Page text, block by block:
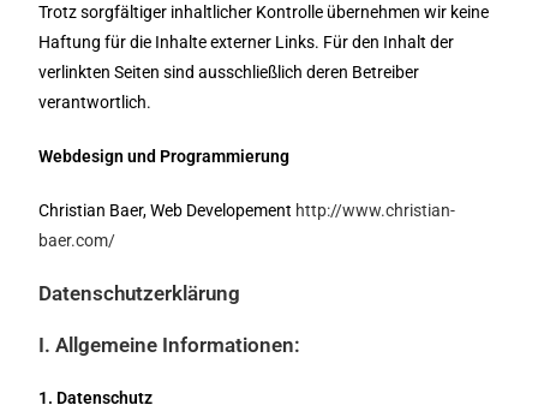
Trotz sorgfältiger inhaltlicher Kontrolle übernehmen wir keine
Haftung für die Inhalte externer Links. Für den Inhalt der
verlinkten Seiten sind ausschließlich deren Betreiber
verantwortlich.
Webdesign und Programmierung
Christian Baer, Web Developement http://www.christian-
baer.com/
Datenschutzerklärung
I. Allgemeine Informationen:
1. Datenschutz